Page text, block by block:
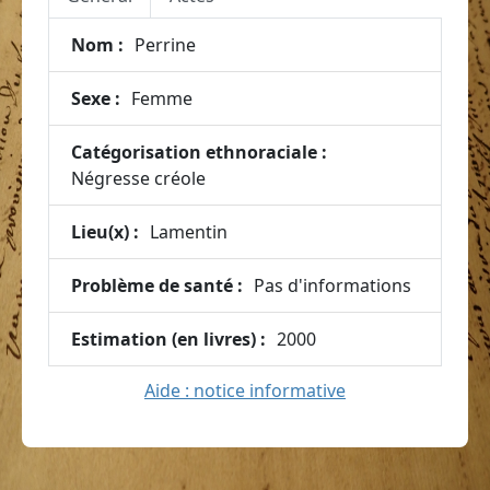
Nom : Perrine
Sexe : Femme
Catégorisation ethnoraciale :
Négresse créole
Lieu(x) : Lamentin
Problème de santé : Pas d'informations
Estimation (en livres) : 2000
Aide : notice informative